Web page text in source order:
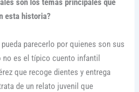
son los temas principales que
esta historia?
parecerlo por quienes son sus
es el típico cuento infantil
que recoge dientes y entrega
de un relato juvenil que